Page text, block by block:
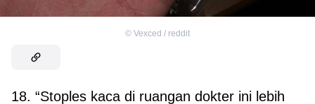
© Vexced / reddit
18. “Stoples kaca di ruangan dokter ini lebih